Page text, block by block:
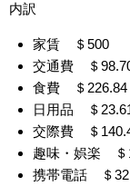
内訳
家賃 ＄500
交通費 ＄
食費 ＄226.84
日用品 ＄
交際費 ＄
趣味・娯楽 ＄
携帯電話 ＄